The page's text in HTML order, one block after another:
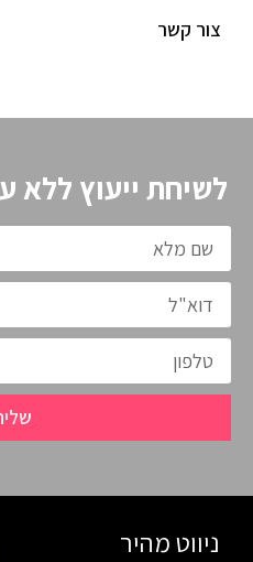
צור קשר
לשיחת ייעוץ ללא
ניווט מהיר